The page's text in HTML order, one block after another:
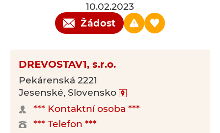
10.02.2023
Žádost
DREVOSTAV1, s.r.o.
Pekárenská 2221
Jesenské, Slovensko
*** Kontaktní osoba ***
*** Telefon ***